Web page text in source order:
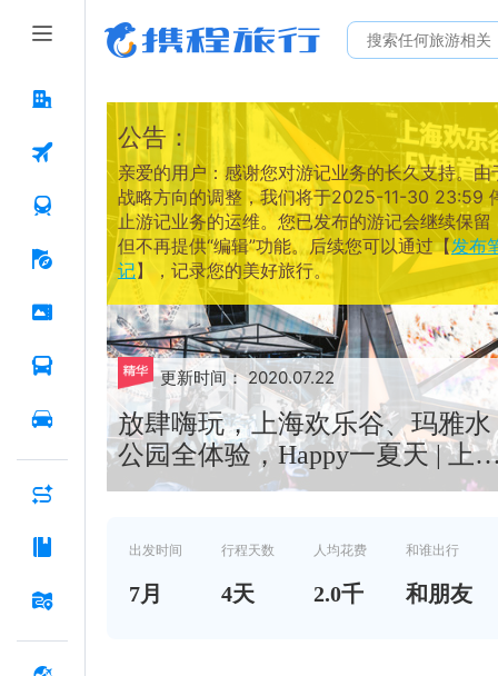
公告：
亲爱的用户：感谢您对游记业务的长久支持。由
战略方向的调整，我们将于2025-11-30 23:59
止游记业务的运维。您已发布的游记会继续保留
但不再提供“编辑”功能。后续您可以通过【发布
记】，记录您的美好旅行。
更新时间： 2020.07.22
放肆嗨玩，上海欢乐谷、玛雅水
公园全体验，Happy一夏天 | 上
佘山验客
出发时间
7月
行程天数
4天
人均花费
2.0千
和谁出行
和朋友